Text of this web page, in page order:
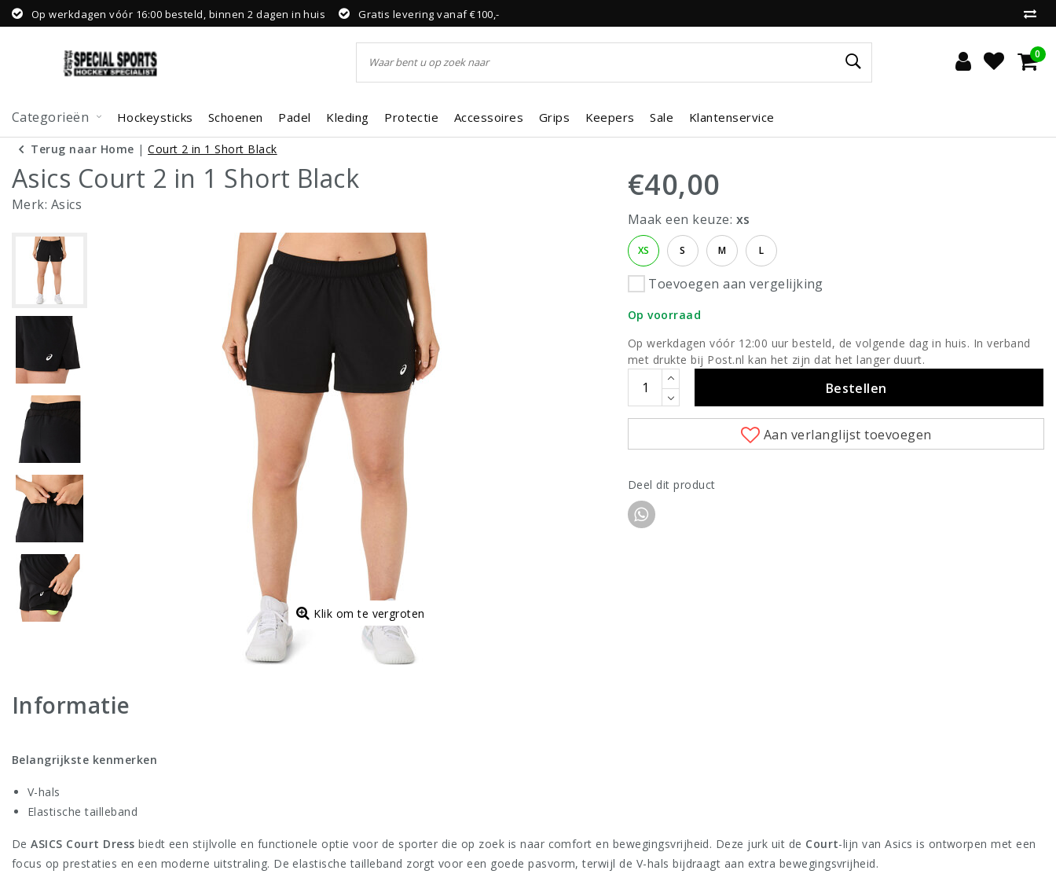
Op werkdagen vóór 16:00 besteld, binnen 2 dagen in huis Gratis levering vanaf €100,-
0
Categorieën Hockeysticks Schoenen Padel Kleding Protectie Accessoires Grips Keepers Sale Klantenservice
Terug naar Home |Court 2 in 1 Short Black
Asics Court 2 in 1 Short Black
Merk: Asics
Klik om te vergroten
€40,00
Maak een keuze: xs
XS S M L
Toevoegen aan vergelijking
Op voorraad
Op werkdagen vóór 12:00 uur besteld, de volgende dag in huis. In verband
met drukte bij Post.nl kan het zijn dat het langer duurt.
Bestellen
Aan verlanglijst toevoegen
Deel dit product
Informatie
Belangrijkste kenmerken
V-hals
Elastische tailleband
DeASICS Court Dress biedt een stijlvolle en functionele optie voor de sporter die op zoek is naar comfort en bewegingsvrijheid. Deze jurk uit de Court-lijn van Asics is ontworpen met een
focus op prestaties en een moderne uitstraling. De elastische tailleband zorgt voor een goede pasvorm, terwijl de V-hals bijdraagt aan extra bewegingsvrijheid.